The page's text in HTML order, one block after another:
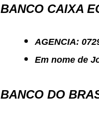
BANCO CAIXA
AGENCIA:
Em nome de
BANCO DO